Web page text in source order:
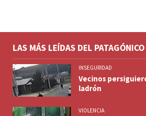
LAS MÁS LEÍDAS DEL PATAGÓNICO
INSEGURIDAD
Vecinos
ladrón
VIOLENCIA